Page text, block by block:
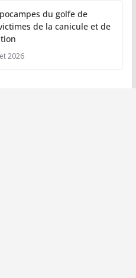
du golfe de
de la canicule et de
2026